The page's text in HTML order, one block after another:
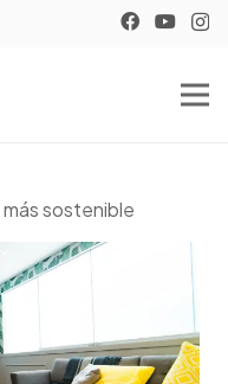
sostenible